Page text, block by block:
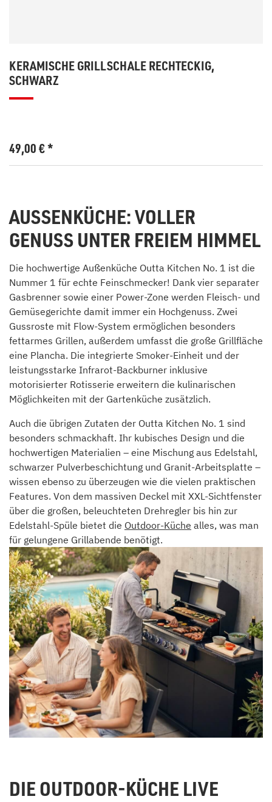
KERAMISCHE GRILLSCHALE RECHTECKIG,
SCHWARZ
49,00€*
AUSSENKÜCHE: VOLLER G
ENUSS UNTER FREIEM HIMMEL
Die hochwertige Außenküche Outta Kitchen No. 1 ist die
Nummer 1 für echte Feinschmecker! Dank vier separater
Gasbrenner sowie einer Power-Zone werden Fleisch- und
Gemüsegerichte damit immer ein Hochgenuss. Zwei
Gussroste mit Flow-System ermöglichen besonders
fettarmes Grillen, außerdem umfasst die große Grillfläche
eine Plancha. Die integrierte Smoker-Einheit und der
leistungsstarke Infrarot-Backburner inklusive
motorisierter Rotisserie erweitern die kulinarischen
Möglichkeiten mit der Gartenküche zusätzlich.
Auch die übrigen Zutaten der Outta Kitchen No. 1 sind
besonders schmackhaft. Ihr kubisches Design und die
hochwertigen Materialien – eine Mischung aus Edelstahl,
schwarzer Pulverbeschichtung und Granit-Arbeitsplatte –
wissen ebenso zu überzeugen wie die vielen praktischen
Features. Von dem massiven Deckel mit XXL-Sichtfenster
über die großen, beleuchteten Drehregler bis hin zur
Edelstahl-Spüle bietet die Outdoor-Küche alles, was man
für gelungene Grillabende benötigt.
DIE OUTDOOR-KÜCHE LIVE